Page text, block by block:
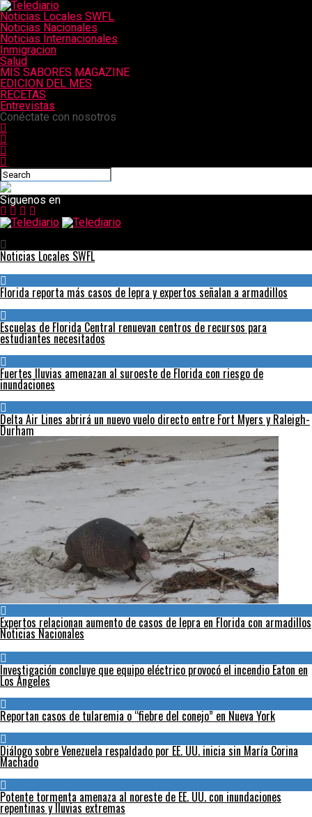
Noticias Locales SWFL
Noticias Nacionales
Noticias Internacionales
Inmigracion
Salud
MIS SABORES MAGAZINE
EDICION DEL MES
RECETAS
Entrevistas
Conéctate con nosotros
Siguenos en
Noticias Locales SWFL
Florida reporta más casos de lepra y expertos señalan a armadillos
Escuelas de Florida Central renuevan centros de recursos para
estudiantes necesitados
Fuertes lluvias amenazan al suroeste de Florida con riesgo de
inundaciones
Delta Air Lines abrirá un nuevo vuelo directo entre Fort Myers y Raleigh-
Durham
Expertos relacionan aumento de casos de lepra en Florida con armadillos
Noticias Nacionales
Investigación concluye que equipo eléctrico provocó el incendio Eaton en
Los Ángeles
Reportan casos de tularemia o “fiebre del conejo” en Nueva York
Diálogo sobre Venezuela respaldado por EE. UU. inicia sin María Corina
Machado
Potente tormenta amenaza al noreste de EE. UU. con inundaciones
repentinas y lluvias extremas